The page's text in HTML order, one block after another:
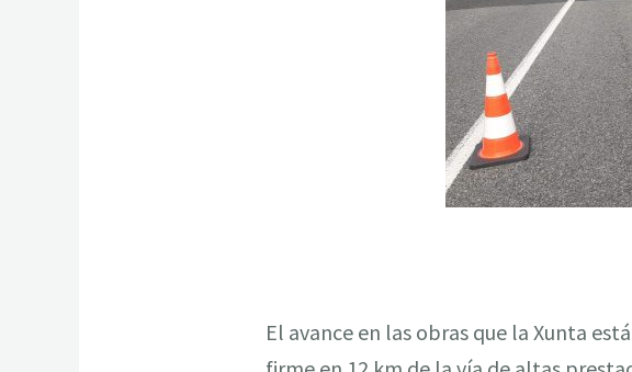
El avance en las obras que la Xunta